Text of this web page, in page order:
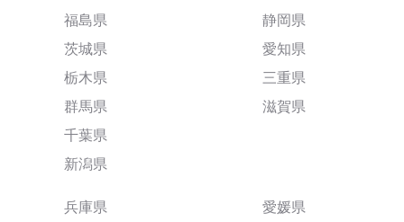
福島県
茨城県
栃木県
群馬県
千葉県
新潟県
静岡県
愛知県
三重県
滋賀県
兵庫県
愛媛県